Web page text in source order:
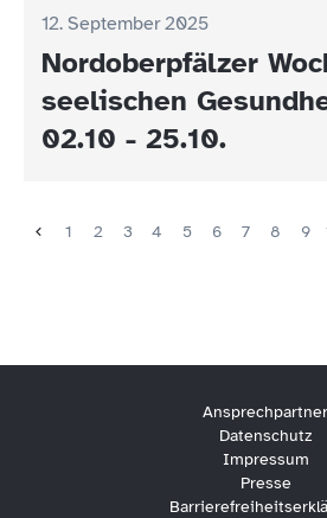
12. September 2025
Nordoberpfälzer
seelischen
02.10 - 25.10.
1 2 3 4 5 6 7 8 9
Ansprechpartner
Datenschutz
Impressum
Presse